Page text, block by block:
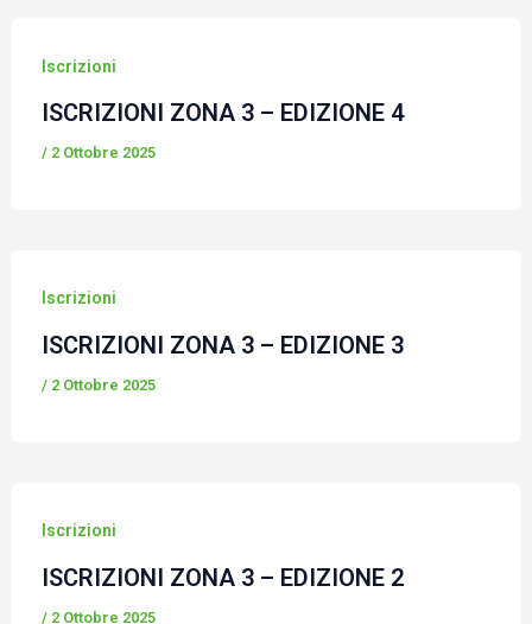
Iscrizioni
ISCRIZIONI ZONA 3 – EDIZIONE 4
/ 2 Ottobre 2025
Iscrizioni
ISCRIZIONI ZONA 3 – EDIZIONE 3
/ 2 Ottobre 2025
Iscrizioni
ISCRIZIONI ZONA 3 – EDIZIONE 2
/ 2 Ottobre 2025